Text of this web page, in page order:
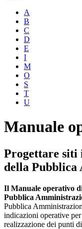
A
B
C
D
E
I
M
O
S
T
U
Manuale
Progettare siti
della Pubblica
Il Manuale operativo
Pubblica
Pubblica
indicazioni operative
realizzazione dei punti